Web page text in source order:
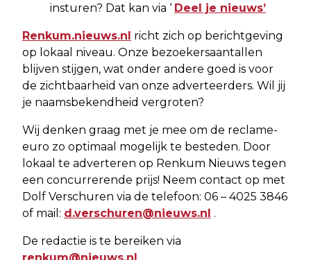
insturen? Dat kan via ‘ Deel je nieuws’
Renkum.nieuws.nl richt zich op berichtgeving
op lokaal niveau. Onze bezoekersaantallen
blijven stijgen, wat onder andere goed is voor
de zichtbaarheid van onze adverteerders. Wil jij
je naamsbekendheid vergroten?
Wij denken graag met je mee om de reclame-
euro zo optimaal mogelijk te besteden. Door
lokaal te adverteren op Renkum Nieuws tegen
een concurrerende prijs! Neem contact op met
Dolf Verschuren via de telefoon: 06 – 4025 3846
of mail: d.verschuren@nieuws.nl .
De redactie is te bereiken via
renkum@nieuws.nl